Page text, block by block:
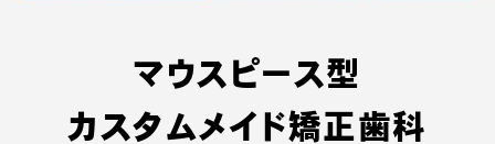
マウスピース型
カスタムメイド矯正歯科